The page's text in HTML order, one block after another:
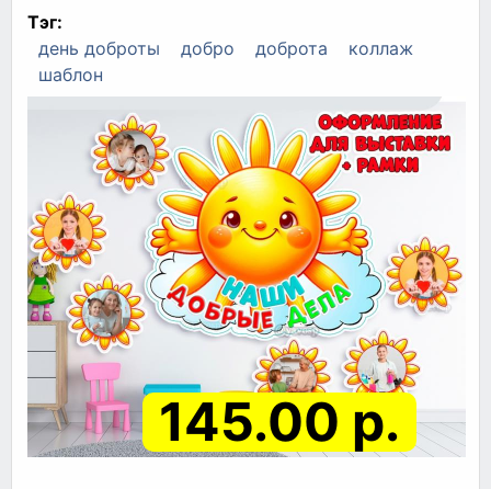
Тэг:
день доброты
добро доброта
коллаж
шаблон
145.00 р.